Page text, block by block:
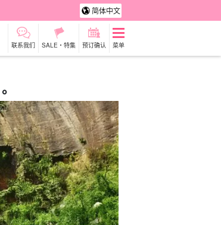
简体中文
联系我们 SALE・特集 预订确认 菜单
旅游